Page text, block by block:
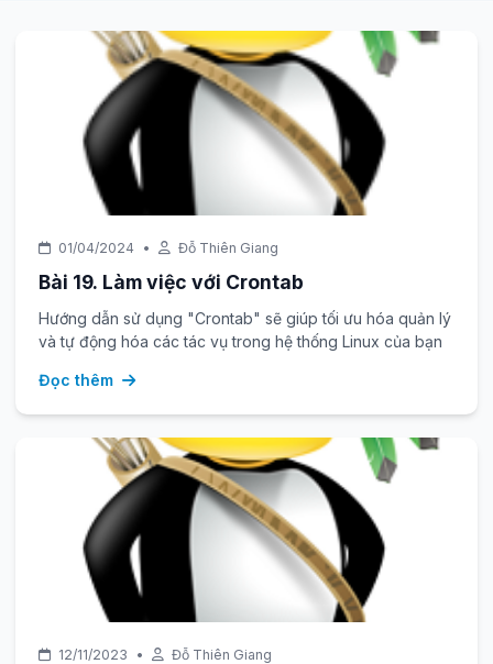
01/04/2024 • Đỗ Thiên Giang
Bài 19. Làm việc với Crontab
Hướng dẫn sử dụng "Crontab" sẽ giúp tối ưu hóa quản lý
và tự động hóa các tác vụ trong hệ thống Linux của bạn
Đọc thêm
12/11/2023 • Đỗ Thiên Giang